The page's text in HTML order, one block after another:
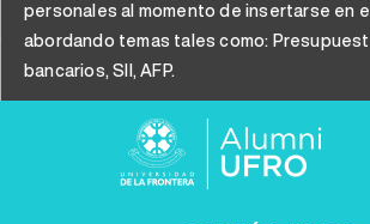
personales al momento de insertarse en
abordando temas tales como:
bancarios, SII, AFP.